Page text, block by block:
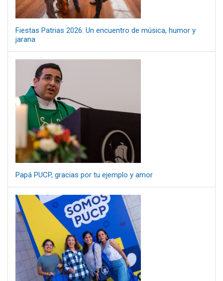
Fiestas Patrias 2026: Un encuentro de música, humor y
jarana
Papá PUCP, gracias por tu ejemplo y amor